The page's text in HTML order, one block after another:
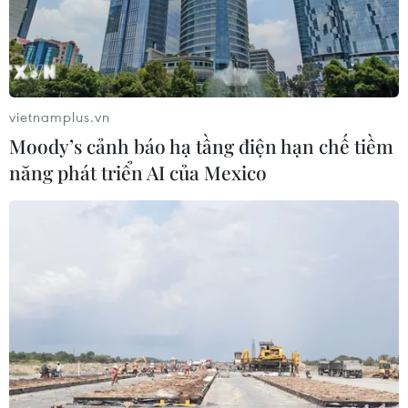
TIN CÙNG CHUYÊN MỤC
Công an Lào Cai kịp thời cứu nạn, hỗ
vietnamplus.vn
Moody’s cảnh báo hạ tầng điện hạn chế tiềm
năng phát triển AI của Mexico